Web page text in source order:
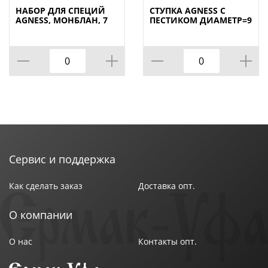
НАБОР ДЛЯ СПЕЦИЙ
AGNESS, МОНБЛАН, 7
20*22*5 СМ,
КОР=24НАБ.
СТУПКА AGNESS С
ПЕСТИКОМ ДИАМЕТР=9
Сервис и поддержка
Как сделать заказ Доставка опт.
О компании
О нас Контакты опт.